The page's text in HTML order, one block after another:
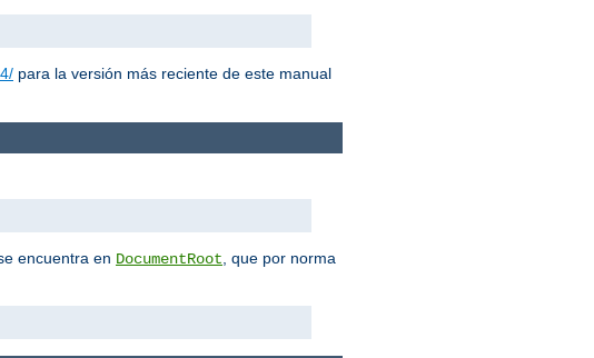
para la versión más reciente de este manual
encuentra en DocumentRoot , que por norma